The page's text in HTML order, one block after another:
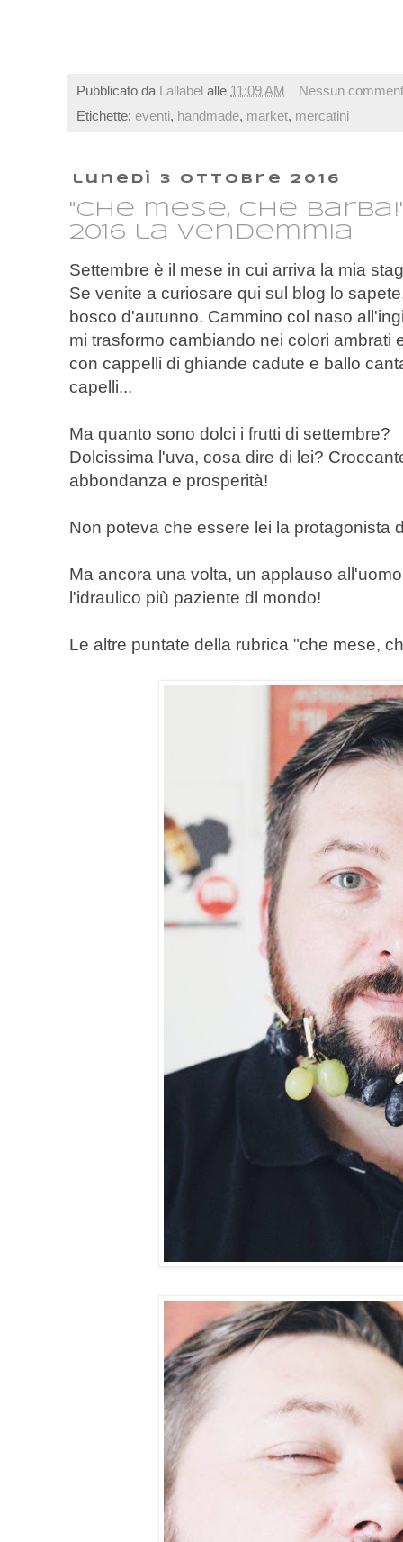
Pubblicato da Lallabel alle 11:09 AM
Nessun
Etichette: eventi, handmade, market, mercatini
lunedì 3 ottobre 2016
"Che mese, che
2016 la vendemmia
Settembre è il mese in cui arriva la mia
Se venite a curiosare qui sul blog lo
bosco d'autunno. Cammino col naso
mi trasformo cambiando nei colori ambrati
con cappelli di ghiande cadute e ballo
capelli...
Ma quanto sono dolci i frutti di settembre?
Dolcissima l'uva, cosa dire di lei?
abbondanza e prosperità!
Non poteva che essere lei la protagonista
Ma ancora una volta, un applauso
l'idraulico più paziente dl mondo!
Le altre puntate della rubrica "che mese,